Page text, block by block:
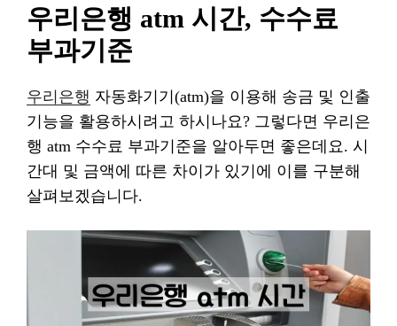
우리은행 atm 시간, 수수료
부과기준
우리은행 자동화기기(atm)을 이용해 송금 및 인출
기능을 활용하시려고 하시나요? 그렇다면 우리은
행 atm 수수료 부과기준을 알아두면 좋은데요. 시
간대 및 금액에 따른 차이가 있기에 이를 구분해
살펴보겠습니다.